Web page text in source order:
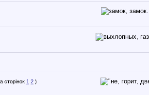
1 2 )